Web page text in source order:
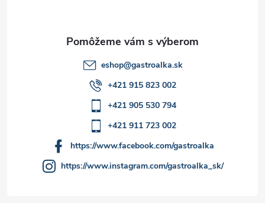
eshop@gastroalka.sk
+421 915 823 002
+421 905 530 794
+421 911 723 002
https://www.facebook.com/gastroalka
https://www.instagram.com/gastroalka_sk/